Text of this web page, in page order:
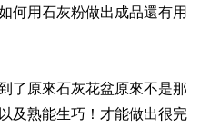
何用石灰粉做出成品還有用
了原來石灰花盆原來不是那
及熟能生巧！才能做出很完